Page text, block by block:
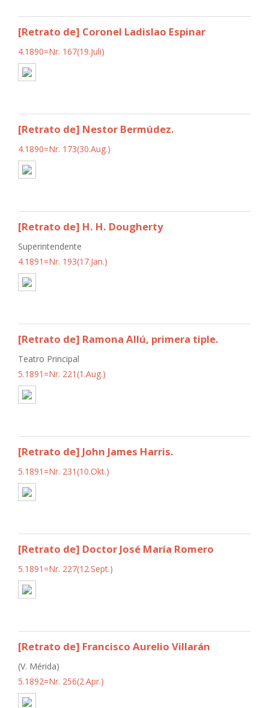
[Retrato de] Coronel Ladislao Espinar
4.1890=Nr. 167(19.Juli)
[Retrato de] Nestor Bermúdez.
4.1890=Nr. 173(30.Aug.)
[Retrato de] H. H. Dougherty
Superintendente
4.1891=Nr. 193(17.Jan.)
[Retrato de] Ramona Allú, primera tiple.
Teatro Principal
5.1891=Nr. 221(1.Aug.)
[Retrato de] John James Harris.
5.1891=Nr. 231(10.Okt.)
[Retrato de] Doctor José María Romero
5.1891=Nr. 227(12.Sept.)
[Retrato de] Francisco Aurelio Villarán
(V. Mérida)
5.1892=Nr. 256(2.Apr.)